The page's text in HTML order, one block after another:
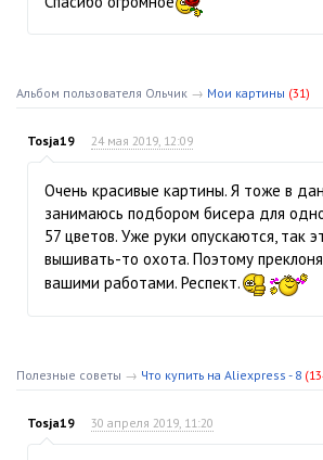
Альбом пользователя Ольчик → Мои картины (31)
Tosja19 24 мая 2019, 12:09
Очень красивые картины. Я тоже в
занимаюсь подбором бисера для
57 цветов. Уже руки опускаются, так
вышивать-то охота. Поэтому
вашими работами. Респект.
Полезные советы → Что купить на Aliexpress - 8
Tosja19 30 апреля 2019, 11:20